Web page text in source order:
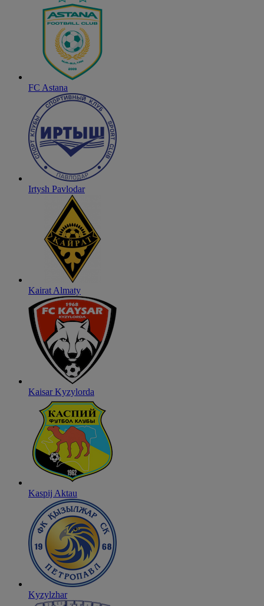
FC Astana
Irtysh Pavlodar
Kairat Almaty
Kaisar Kyzylorda
Kaspij Aktau
Kyzylzhar